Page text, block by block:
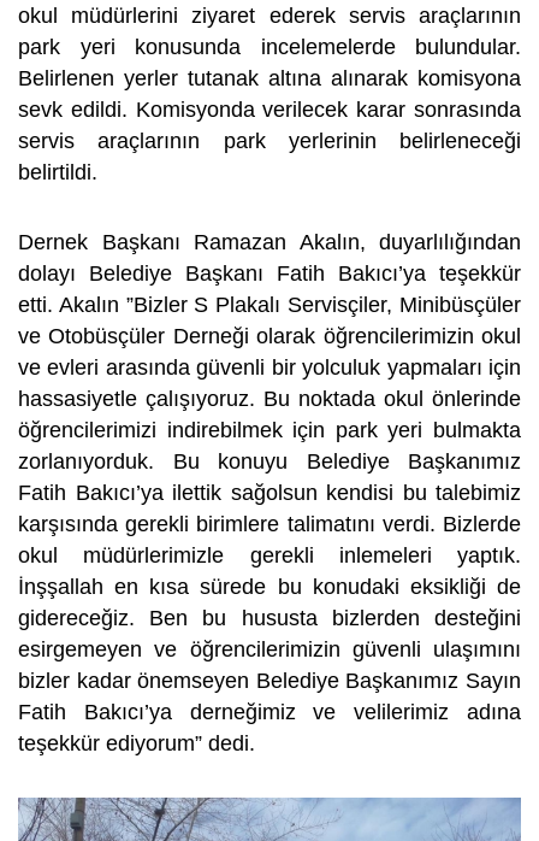
okul müdürlerini ziyaret ederek servis araçlarının
park yeri konusunda incelemelerde bulundular.
Belirlenen yerler tutanak altına alınarak komisyona
sevk edildi. Komisyonda verilecek karar sonrasında
servis araçlarının park yerlerinin belirleneceği
belirtildi.
Dernek Başkanı Ramazan Akalın, duyarlılığından
dolayı Belediye Başkanı Fatih Bakıcı’ya teşekkür
etti. Akalın ”Bizler S Plakalı Servisçiler, Minibüsçüler
ve Otobüsçüler Derneği olarak öğrencilerimizin okul
ve evleri arasında güvenli bir yolculuk yapmaları için
hassasiyetle çalışıyoruz. Bu noktada okul önlerinde
öğrencilerimizi indirebilmek için park yeri bulmakta
zorlanıyorduk. Bu konuyu Belediye Başkanımız
Fatih Bakıcı’ya ilettik sağolsun kendisi bu talebimiz
karşısında gerekli birimlere talimatını verdi. Bizlerde
okul müdürlerimizle gerekli inlemeleri yaptık.
İnşşallah en kısa sürede bu konudaki eksikliği de
gidereceğiz. Ben bu hususta bizlerden desteğini
esirgemeyen ve öğrencilerimizin güvenli ulaşımını
bizler kadar önemseyen Belediye Başkanımız Sayın
Fatih Bakıcı’ya derneğimiz ve velilerimiz adına
teşekkür ediyorum” dedi.